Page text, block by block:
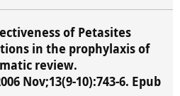
of Petasites
in the prophylaxis of
review.
Nov;13(9-10):743-6. Epub